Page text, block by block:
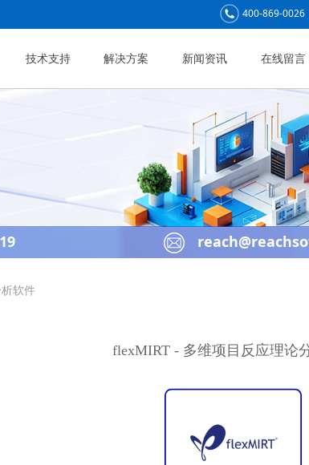
技术支持 解决方案 新闻资讯 在线留言
400-869-0026
flexMIRT - 多维项目反应理论
软件